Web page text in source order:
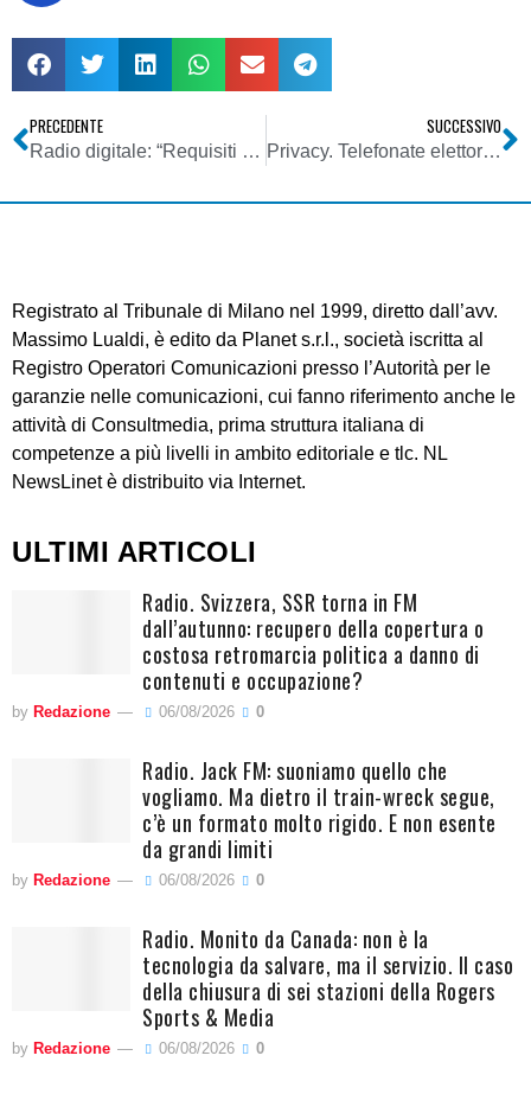
PRECEDENTE
Radio digitale: “Requisiti minimi” per ricevitori Digital Radio Mondial
SUCCESSIVO
Privacy. Telefonate elettorali: il Garante avvia un’istruttoria
Registrato al Tribunale di Milano nel 1999, diretto dall’avv.
Massimo Lualdi, è edito da Planet s.r.l., società iscritta al
Registro Operatori Comunicazioni presso l’Autorità per le
garanzie nelle comunicazioni, cui fanno riferimento anche le
attività di Consultmedia, prima struttura italiana di
competenze a più livelli in ambito editoriale e tlc. NL
NewsLinet è distribuito via Internet.
ULTIMI ARTICOLI
Radio. Svizzera, SSR torna in FM
dall’autunno: recupero della copertura o
costosa retromarcia politica a danno di
contenuti e occupazione?
by Redazione 06/08/2026 0
Radio. Jack FM: suoniamo quello che
vogliamo. Ma dietro il train-wreck segue,
c’è un formato molto rigido. E non esente
da grandi limiti
by Redazione 06/08/2026 0
Radio. Monito da Canada: non è la
tecnologia da salvare, ma il servizio. Il caso
della chiusura di sei stazioni della Rogers
Sports & Media
by Redazione 06/08/2026 0